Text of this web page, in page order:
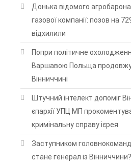
Донька відомого
газової компанії: позов на
відхилили
Попри політичне
Варшавою Польща
Вінниччині
Штучний інтелект допоміг
єпархії УПЦ МП
кримінальну справу ієрея
Заступником
стане генерал із Вінниччини?